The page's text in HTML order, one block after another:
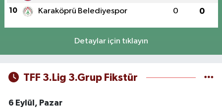
10 Karaköprü Belediyespor 0 0
Detaylar için tıklayın
TFF 3.Lig 3.Grup Fikstür
6 Eylül, Pazar